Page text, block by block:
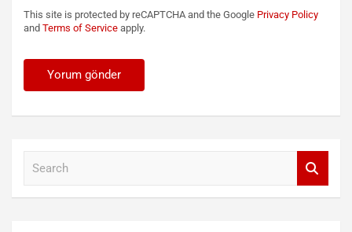
This site is protected by reCAPTCHA and the Google Privacy Policy
and Terms of Service apply.